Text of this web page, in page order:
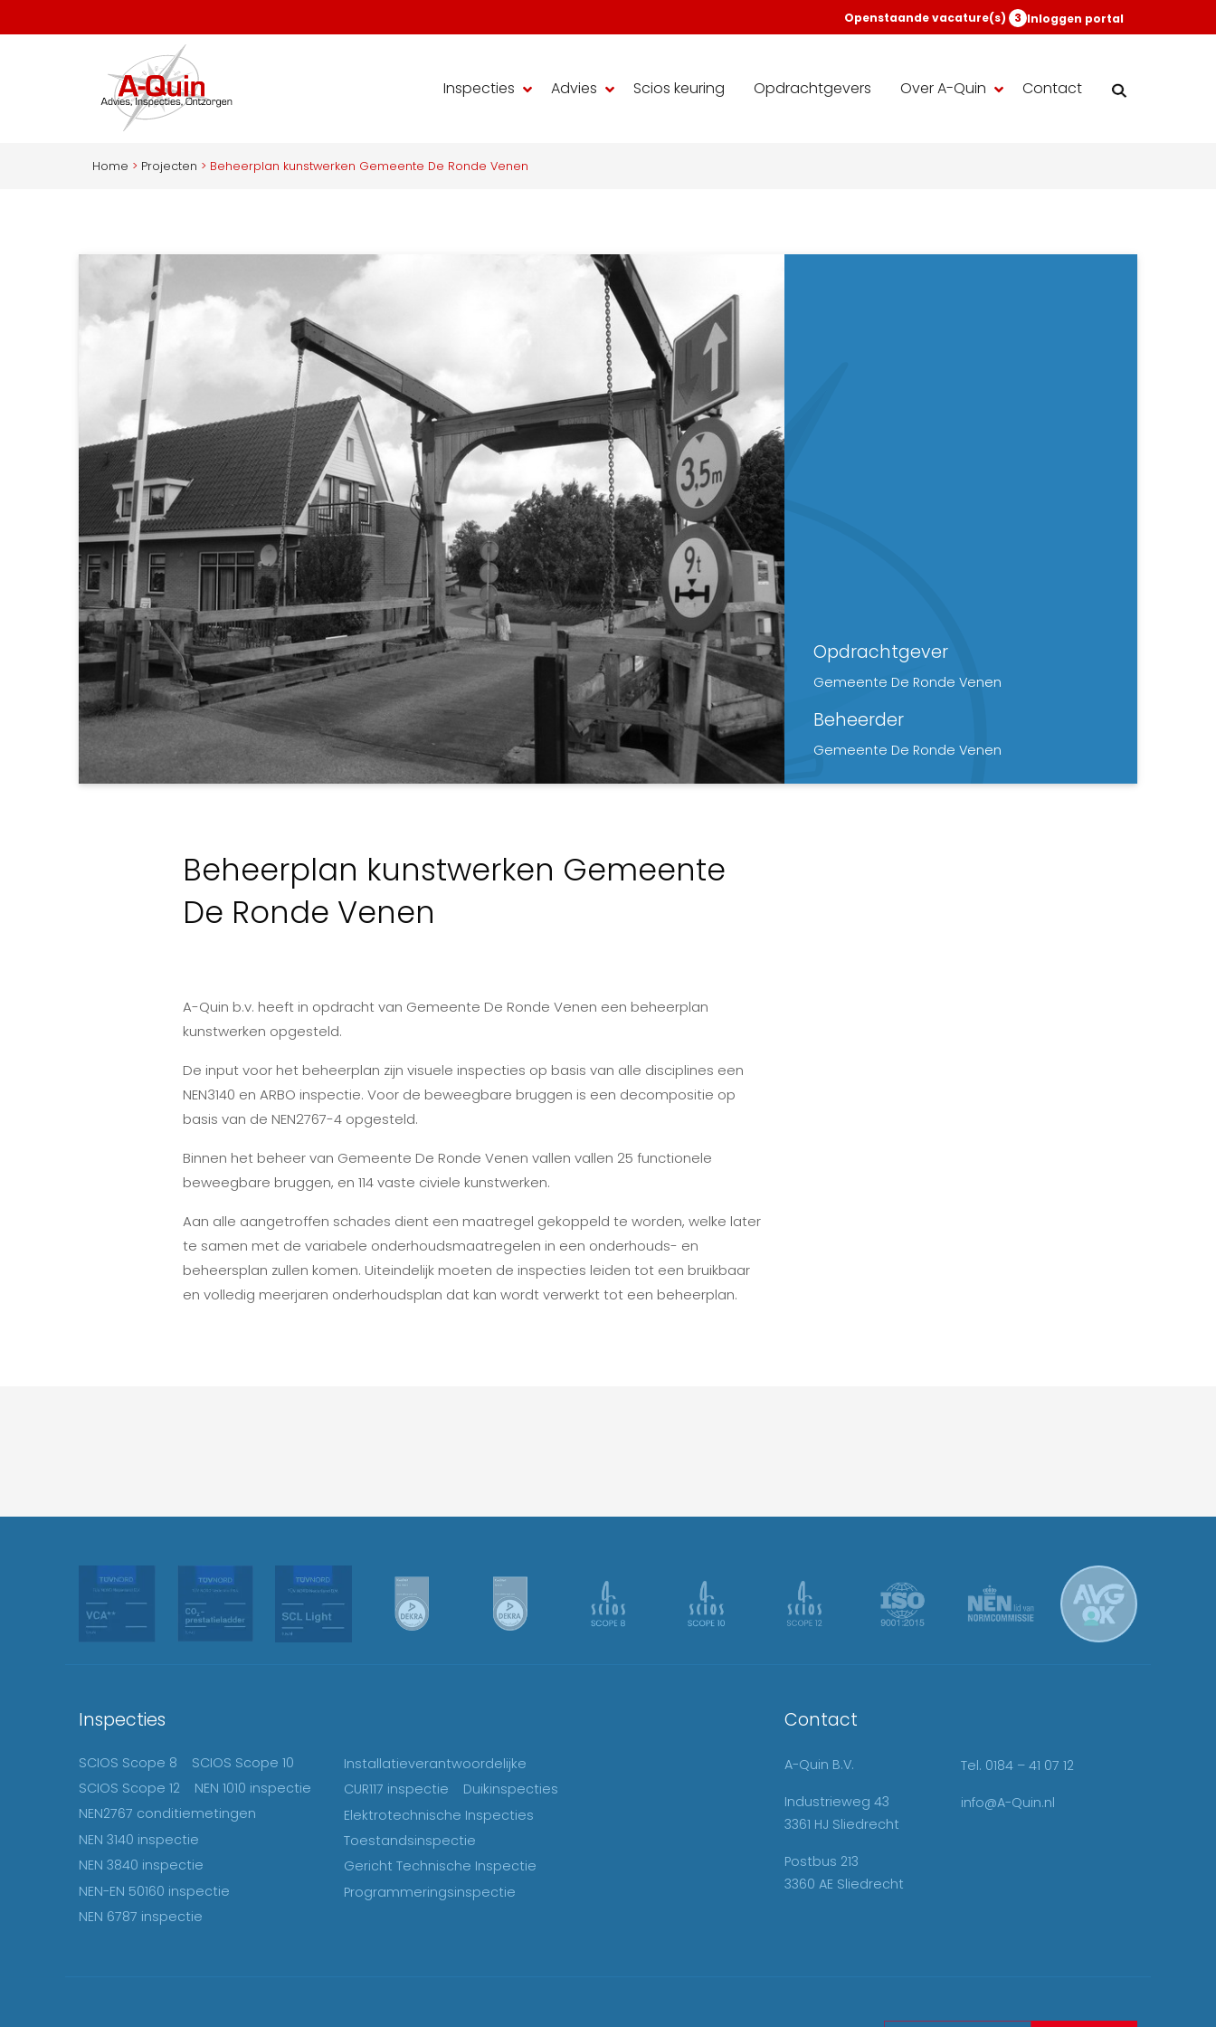
Openstaande vacature(s) 3 Inloggen portal
Inspecties Advies Scios keuring Opdrachtgevers Over A-Quin Contact
Home > Projecten > Beheerplan kunstwerken Gemeente De Ronde Venen
Opdrachtgever
Gemeente De Ronde Venen
Beheerder
Gemeente De Ronde Venen
Beheerplan kunstwerken Gemeente
De Ronde Venen
A-Quin b.v. heeft in opdracht van Gemeente De Ronde Venen een beheerplan
kunstwerken opgesteld.
De input voor het beheerplan zijn visuele inspecties op basis van alle disciplines een
NEN3140 en ARBO inspectie. Voor de beweegbare bruggen is een decompositie op
basis van de NEN2767-4 opgesteld.
Binnen het beheer van Gemeente De Ronde Venen vallen vallen 25 functionele
beweegbare bruggen, en 114 vaste civiele kunstwerken.
Aan alle aangetroffen schades dient een maatregel gekoppeld te worden, welke later
te samen met de variabele onderhoudsmaatregelen in een onderhouds- en
beheersplan zullen komen. Uiteindelijk moeten de inspecties leiden tot een bruikbaar
en volledig meerjaren onderhoudsplan dat kan wordt verwerkt tot een beheerplan.
Inspecties
SCIOS Scope 8
SCIOS Scope 10
SCIOS Scope 12
NEN 1010 inspectie
NEN2767 conditiemetingen
NEN 3140 inspectie
NEN 3840 inspectie
NEN-EN 50160 inspectie
NEN 6787 inspectie
Installatieverantwoordelijke
CUR117 inspectie
Duikinspecties
Elektrotechnische Inspecties
Toestandsinspectie
Gericht Technische Inspectie
Programmeringsinspectie
Contact
A-Quin B.V.
Industrieweg 43
3361 HJ Sliedrecht
Postbus 213
3360 AE Sliedrecht
Tel. 0184 – 41 07 12
info@A-Quin.nl